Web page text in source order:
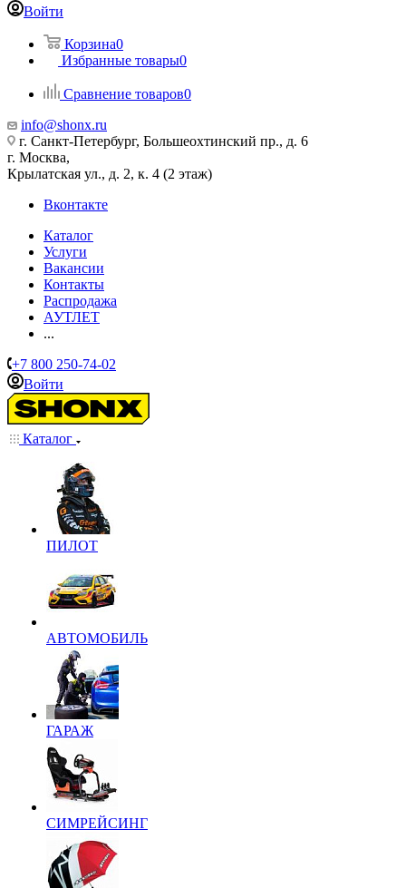
Войти
Корзина0
Избранные товары0
Сравнение товаров0
info@shonx.ru
г. Санкт-Петербург, Большеохтинский пр., д. 6
г. Москва,
Крылатская ул., д. 2, к. 4 (2 этаж)
Вконтакте
Каталог
Услуги
Вакансии
Контакты
Распродажа
АУТЛЕТ
...
+7 800 250-74-02
Войти
Каталог
ПИЛОТ
АВТОМОБИЛЬ
ГАРАЖ
СИМРЕЙСИНГ